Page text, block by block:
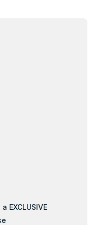
EXCLUSIVE